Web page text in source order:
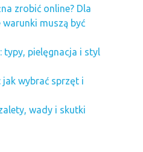
zrobić online? Dla
muszą być
typy, pielęgnacja i styl
jak wybrać sprzęt i
wady i skutki